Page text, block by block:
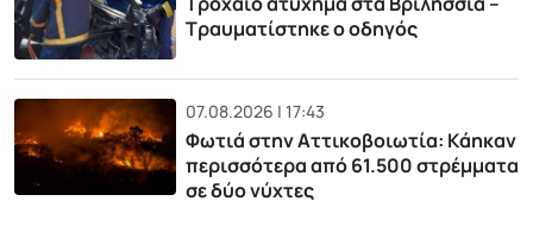
Τραυματίστηκε ο οδηγός
07.08.2026 | 17:43
Φωτιά στην Αττικοβοιωτία: Kάηκαν
περισσότερα από 61.500 στρέμματα
σε δύο νύχτες